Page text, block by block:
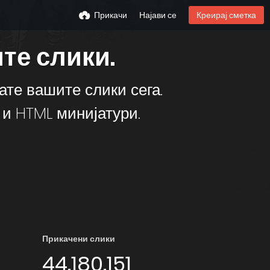
Прикачи Најави се Креирај сметка
слики.
вашите слики сега.
HTML минијатури.
Прикачени слики
44.180.151